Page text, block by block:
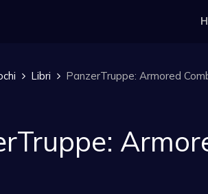
Libri PanzerTruppe: Armored